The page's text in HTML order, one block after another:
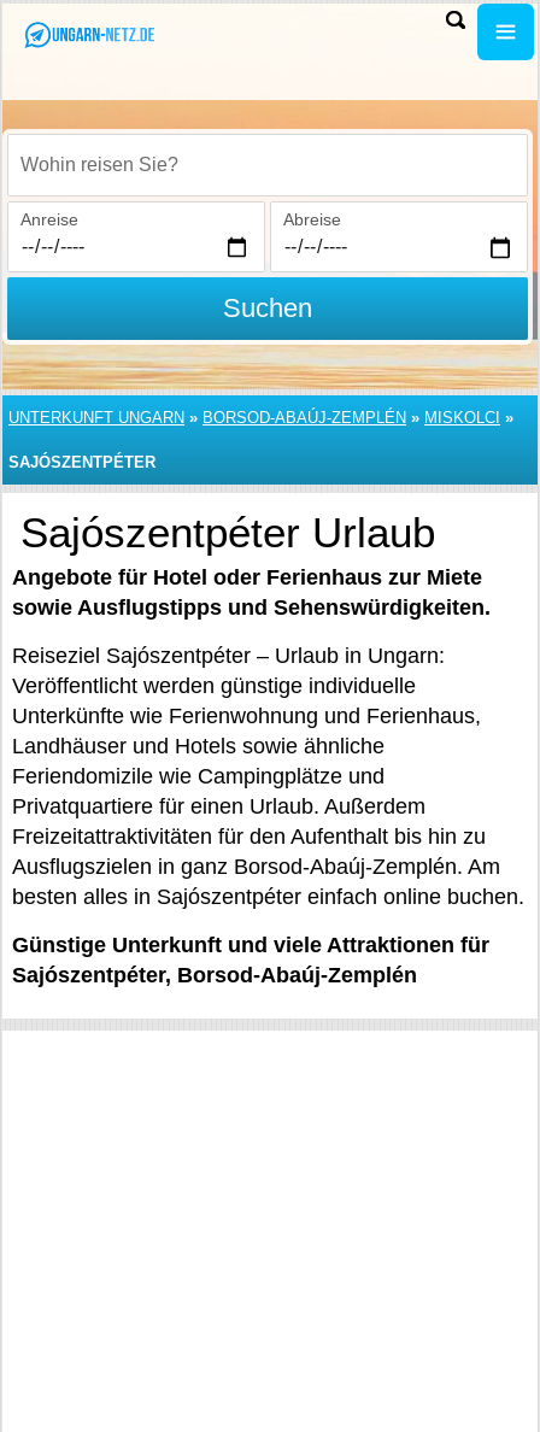
Wohin reisen Sie?
Anreise Abreise
Suchen
UNTERKUNFT UNGARN » BORSOD-ABAÚJ-ZEMPLÉN » MISKOLCI »
SAJÓSZENTPÉTER
Sajószentpéter Urlaub
Angebote für Hotel oder Ferienhaus zur Miete
sowie Ausflugstipps und Sehenswürdigkeiten.
Reiseziel Sajószentpéter – Urlaub in Ungarn:
Veröffentlicht werden günstige individuelle
Unterkünfte wie Ferienwohnung und Ferienhaus,
Landhäuser und Hotels sowie ähnliche
Feriendomizile wie Campingplätze und
Privatquartiere für einen Urlaub. Außerdem
Freizeitattraktivitäten für den Aufenthalt bis hin zu
Ausflugszielen in ganz Borsod-Abaúj-Zemplén. Am
besten alles in Sajószentpéter einfach online buchen.
Günstige Unterkunft und viele Attraktionen für
Sajószentpéter, Borsod-Abaúj-Zemplén